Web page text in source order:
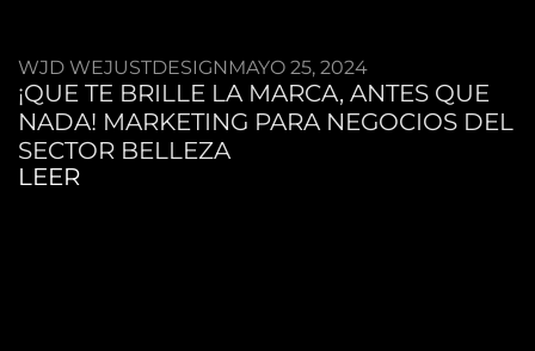
WJD WEJUSTDESIGNMAYO 25, 2024
¡QUE TE BRILLE LA MARCA, ANTES QUE
NADA! MARKETING PARA NEGOCIOS DEL
SECTOR BELLEZA
LEER